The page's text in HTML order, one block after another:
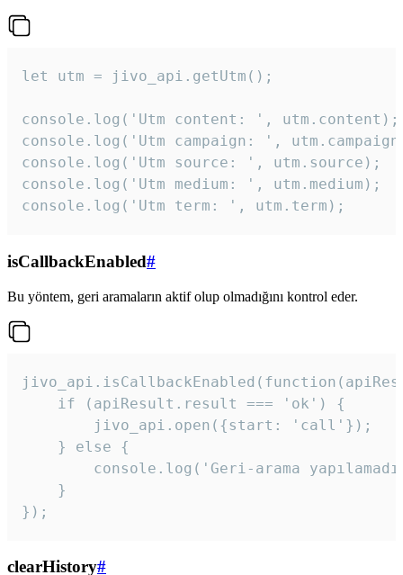
let utm = jivo_api.getUtm();
console.log('Utm content: ', utm.content);
console.log('Utm campaign: ',
console.log('Utm source: ', utm.source);
console.log('Utm medium: ', utm.medium);
console.log('Utm term: ', utm.term);
isCallbackEnabled#
Bu yöntem, geri aramaların aktif olup olmadığını kontrol eder.
    if (apiResult.result === 'ok') {
        jivo_api.open({start: 'call'});
    } else {
console.log('Geri-arama
    }
});
clearHistory#